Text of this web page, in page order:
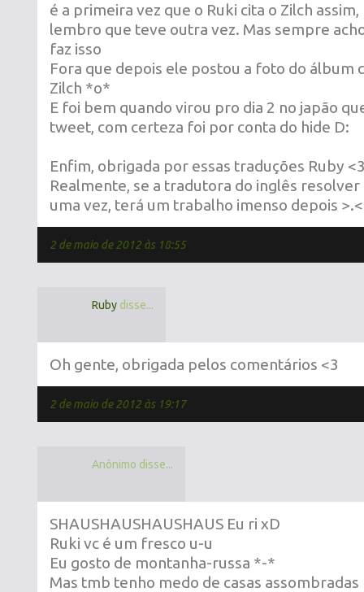
é a primeira vez que o Ruki cita o Zilch
lembro que teve outra vez. Mas sempre
faz isso
Fora que depois ele postou a foto do álbum
Zilch *o*
E foi bem quando virou pro dia 2 no japão
tweet, com certeza foi por conta do hide D:
Enfim, obrigada por essas traduções Ruby
Realmente, se a tradutora do inglês
uma vez, terá um trabalho imenso depois >.<
2 de maio de 2012 às 18:55
Ruby disse...
Oh gente, obrigada pelos comentários <3
2 de maio de 2012 às 19:17
Anônimo disse...
SHAUSHAUSHAUSHAUS Eu ri xD
Ruki vc é um fresco u-u
Eu gosto de montanha-russa *-*
Mas tmb tenho medo de casas assombradas